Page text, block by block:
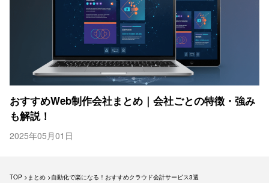
おすすめWeb制作会社まとめ｜会社ごとの特徴・強み
も解説！
2025年05月01日
TOP まとめ 自動化で楽になる！おすすめクラウド会計サービス3選